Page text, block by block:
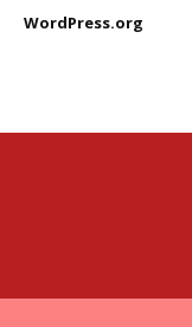
WordPress.org